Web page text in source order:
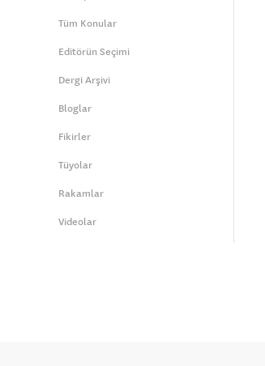
Tüm Konular
Editörün Seçimi
Dergi Arşivi
Bloglar
Fikirler
Tüyolar
Rakamlar
Videolar